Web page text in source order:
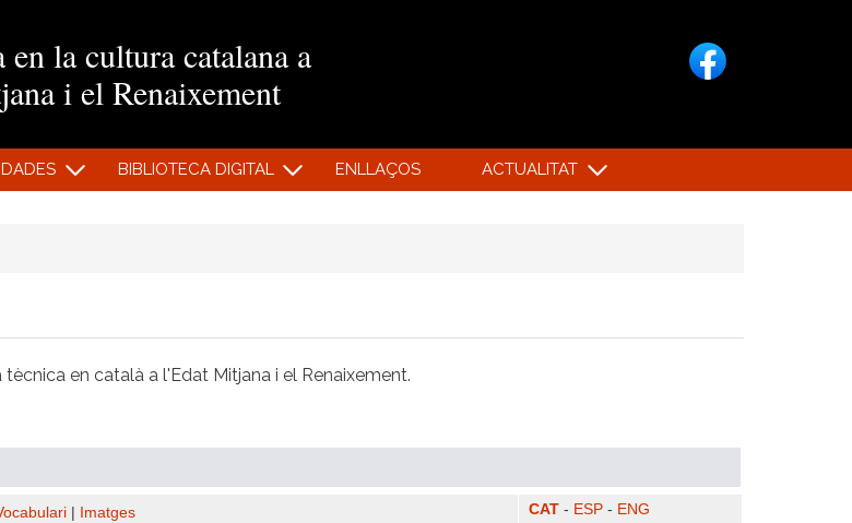
en la cultura catalana a
i el Renaixement
BIBLIOTECA DIGITAL ENLLAÇOS ACTUALITAT
en català a l'Edat Mitjana i el Renaixement.
Imatges CAT - ESP - ENG